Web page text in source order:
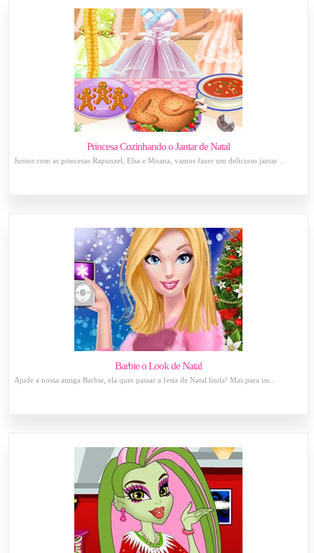
Princesa Cozinhando o Jantar de Natal
Juntos com as princesas Rapunzel, Elsa e Moana, vamos fazer um delicioso jantar ...
Barbie o Look de Natal
Ajude a nossa amiga Barbie, ela quer passar a festa de Natal linda! Mas para iss...